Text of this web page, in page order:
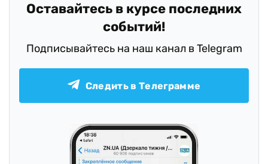
Оставайтесь в курсе последних
событий!
Подписывайтесь на наш канал в Telegram
Следить в Телеграмме